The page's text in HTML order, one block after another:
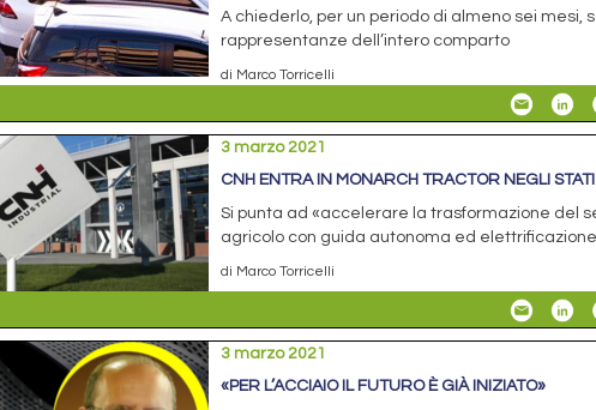
A chiederlo, per un periodo di almeno sei mesi,
rappresentanze dell’intero comparto
di Marco Torricelli
3 marzo 2021
CNH ENTRA IN MONARCH TRACTOR NEGLI STATI
Si punta ad «accelerare la trasformazione del
agricolo con guida autonoma ed
di Marco Torricelli
3 marzo 2021
«PER L’ACCIAIO IL FUTURO È GIÀ INIZIATO»